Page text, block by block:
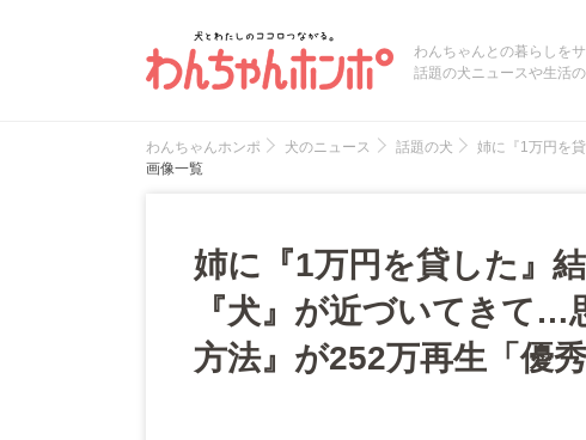
わんちゃんとの暮らしを
話題の犬ニュースや生活
わんちゃんホンポ 犬のニュース 話題の犬
姉に『1万円を
画像一覧
姉に『1万円を貸した』
『犬』が近づいてきて…
方法』が252万再生「優